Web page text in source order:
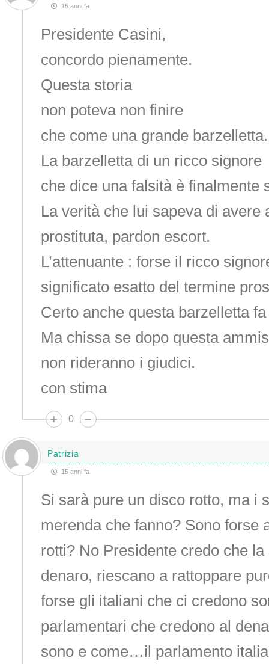
15 anni fa
Presidente Casini,
concordo pienamente.
Questa storia
non poteva non finire
che come una grande barzelletta.
La barzelletta di un ricco signore
che dice una falsità è finalmente
La verità che lui sapeva di avere
prostituta, pardon escort.
L’attenuante : forse il ricco
significato esatto del termine
Certo anche questa barzelletta
Ma chissa se dopo questa
non rideranno i giudici.
con stima
0
Patrizia
15 anni fa
Si sarà pure un disco rotto, ma i
merenda che fanno? Sono forse
rotti? No Presidente credo che
denaro, riescano a rattoppare
forse gli italiani che ci credono
parlamentari che credono al
sono e come…il parlamento